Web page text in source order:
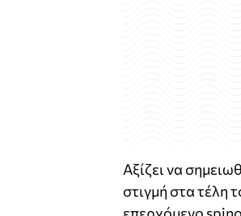
Αξίζει να
στιγμή στα τέλη